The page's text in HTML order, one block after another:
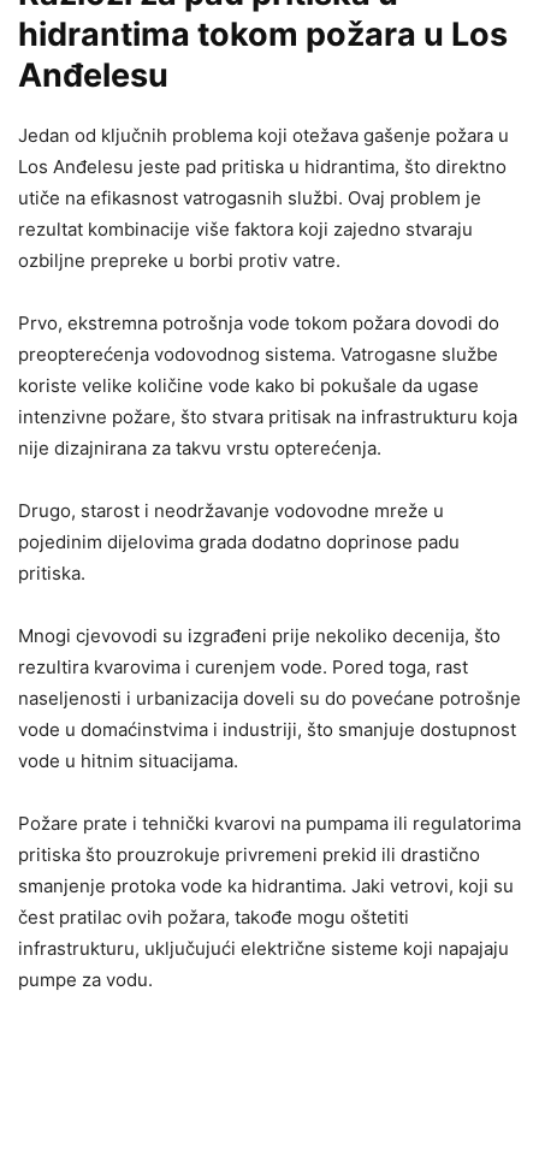
hidrantima tokom požara u Los
Anđelesu
Jedan od ključnih problema koji otežava gašenje požara u
Los Anđelesu jeste pad pritiska u hidrantima, što direktno
utiče na efikasnost vatrogasnih službi. Ovaj problem je
rezultat kombinacije više faktora koji zajedno stvaraju
ozbiljne prepreke u borbi protiv vatre.
Prvo, ekstremna potrošnja vode tokom požara dovodi do
preopterećenja vodovodnog sistema. Vatrogasne službe
koriste velike količine vode kako bi pokušale da ugase
intenzivne požare, što stvara pritisak na infrastrukturu koja
nije dizajnirana za takvu vrstu opterećenja.
Drugo, starost i neodržavanje vodovodne mreže u
pojedinim dijelovima grada dodatno doprinose padu
pritiska.
Mnogi cjevovodi su izgrađeni prije nekoliko decenija, što
rezultira kvarovima i curenjem vode. Pored toga, rast
naseljenosti i urbanizacija doveli su do povećane potrošnje
vode u domaćinstvima i industriji, što smanjuje dostupnost
vode u hitnim situacijama.
Požare prate i tehnički kvarovi na pumpama ili regulatorima
pritiska što prouzrokuje privremeni prekid ili drastično
smanjenje protoka vode ka hidrantima. Jaki vetrovi, koji su
čest pratilac ovih požara, takođe mogu oštetiti
infrastrukturu, uključujući električne sisteme koji napajaju
pumpe za vodu.